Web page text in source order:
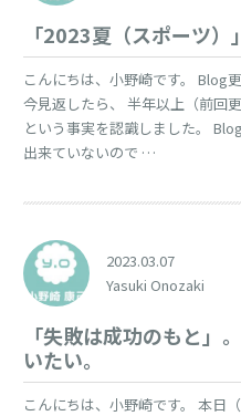
「2023夏（スポーツ）」
こんにちは、小野崎です。 Blog
今見返したら、 半年以上（前回
という事実を認識しました。
出来ていないので …
2023.03.07
Yasuki Onozaki
「失敗は成功のもと」
いたい。
こんにちは、小野崎です。 本日